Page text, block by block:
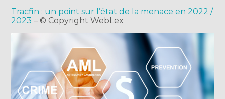
Tracfin : un point sur l’état de la menace en 2022 /
2023 – © Copyright WebLex